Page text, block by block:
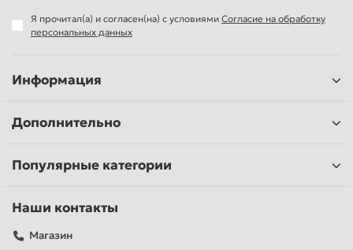
Я прочитал(а) и согласен(на) с условиями Согласие на обработку
персональных данных
Информация
Дополнительно
Популярные категории
Наши контакты
Магазин